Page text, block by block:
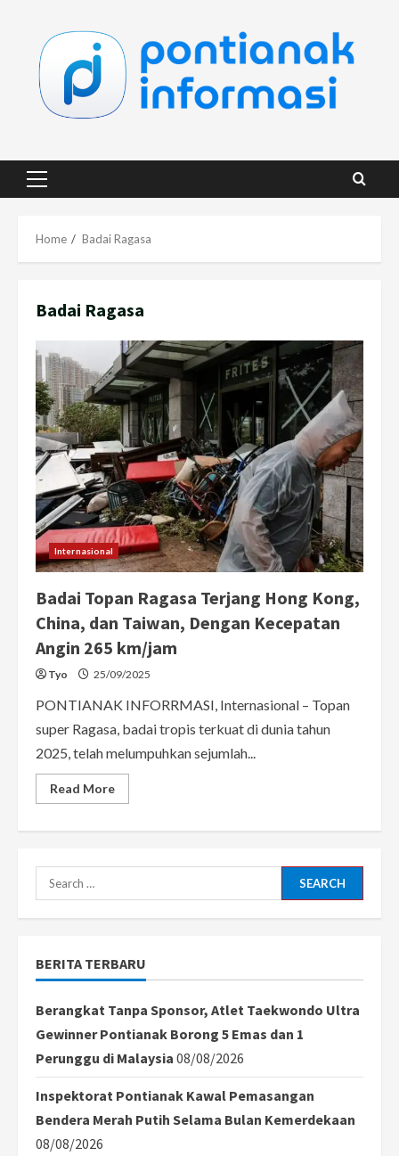
content
Primary
Home Badai Ragasa
Badai Ragasa
Internasional
Badai Topan Ragasa Terjang Hong Kong,
China, dan Taiwan, Dengan Kecepatan
Angin 265 km/jam
Tyo 25/09/2025
PONTIANAK INFORRMASI, Internasional – Topan
super Ragasa, badai tropis terkuat di dunia tahun
2025, telah melumpuhkan sejumlah...
Read MoreRead
more
China,
Angin
Search
for:
BERITA TERBARU
Berangkat Tanpa Sponsor, Atlet Taekwondo Ultra
Gewinner Pontianak Borong 5 Emas dan 1
Perunggu di Malaysia 08/08/2026
Inspektorat Pontianak Kawal Pemasangan
Bendera Merah Putih Selama Bulan Kemerdekaan
08/08/2026